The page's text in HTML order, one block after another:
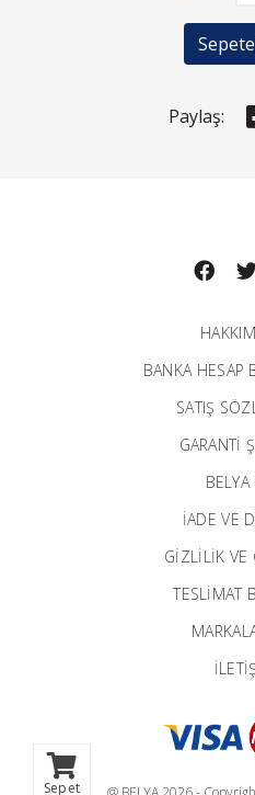
Paylaş:
BANKA HESAP
SATIŞ
GARANTI
BELYA
İADE VE
GİZLİLİK VE
TESLİMAT
Sepet